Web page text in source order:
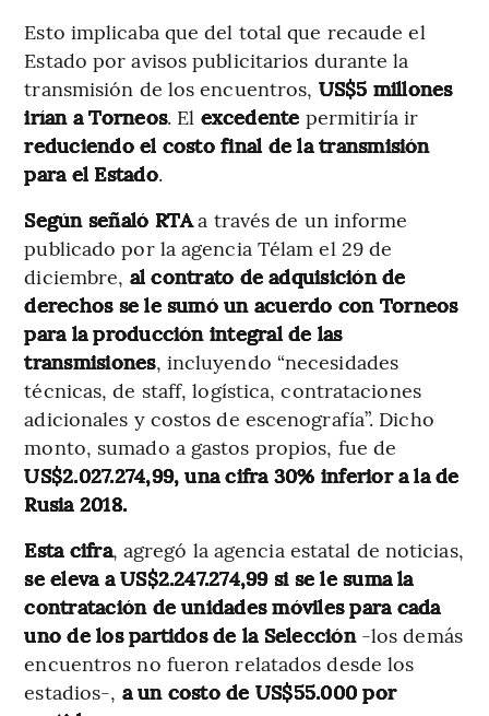
Esto implicaba que del total que recaude el
Estado por avisos publicitarios durante la
transmisión de los encuentros, US$5 millones
irían a Torneos. El excedente permitiría ir
reduciendo el costo final de la transmisión
para el Estado.
Según señaló RTAa través de un informe
publicado por la agencia Télam el 29 de
diciembre, al contrato de adquisición de
derechos se le sumó un acuerdo con Torneos
para la producción integral de las
transmisiones, incluyendo “necesidades
técnicas, de staff, logística, contrataciones
adicionales y costos de escenografía”. Dicho
monto, sumado a gastos propios, fue de
US$2.027.274,99, una cifra 30% inferior a la de
Rusia 2018.
Esta cifra, agregó la agencia estatal de noticias,
se eleva a US$2.247.274,99 si se le suma la
contratación de unidades móviles para cada
uno de los partidos de la Selección-los demás
encuentros no fueron relatados desde los
estadios-, a un costo de US$55.000 por